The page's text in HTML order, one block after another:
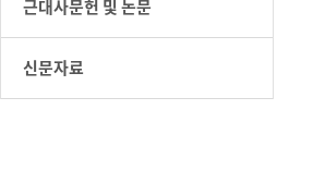
근대사문헌 및 논문
신문자료